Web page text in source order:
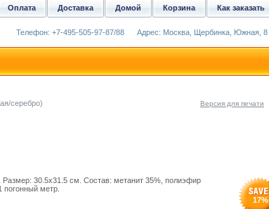
серебро) Версия для печати
30.5x31.5 см. Состав: метанит 35%, полиэфир
погонный метр.
17%
Как заказать
Корзина
Домой
Доставка
Оплата
Телефон: +7-495-505-97-87/88 Адрес: Москва, Щербинка, Южная, 8